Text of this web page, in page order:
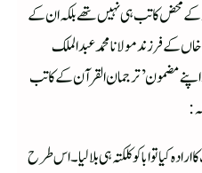
کے محض کاتب ہی نہیں تھے بلکہ ان کے
کے فرزند مولانا محمد عبدالملک
منورہ) نے اپنے مضمون ’ترجمان القرآن کے کاتب
کیاتو ابا کو کلکتہ ہی بلالیا۔ اس طرح